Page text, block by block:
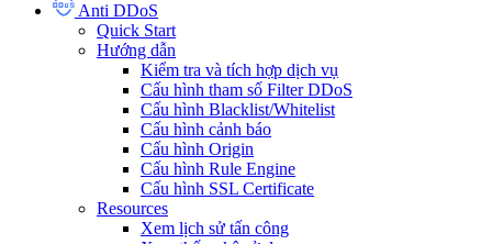
Anti DDoS
Quick Start
Hướng dẫn
Kiểm tra và tích hợp dịch vụ
Cấu hình tham số Filter DDoS
Cấu hình Blacklist/Whitelist
Cấu hình cảnh báo
Cấu hình Origin
Cấu hình Rule Engine
Cấu hình SSL Certificate
Resources
Xem lịch sử tấn công